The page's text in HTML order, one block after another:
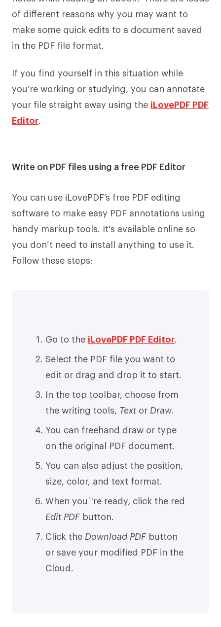
of different reasons why you may want to
make some quick edits to a document saved
in the PDF file format.
If you find yourself in this situation while
you’re working or studying, you can annotate
your file straight away using the iLovePDF PDF
Editor
Write on PDF files using a free PDF Editor
You can use iLovePDF’s free PDF editing
software to make easy PDF annotations using
handy markup tools. It's available online so
you don’t need to install anything to use it.
Follow these steps:
Go to the iLovePDF PDF Editor
Select the PDF file you want to
edit or drag and drop it to start.
In the top toolbar, choose from
the writing tools, Text or Draw
You can freehand draw or type
on the original PDF document.
You can also adjust the position,
size, color, and text format.
When you´'re ready, click the red
Edit PDFbutton.
Click the Download PDFbutton
or save your modified PDF in the
Cloud.